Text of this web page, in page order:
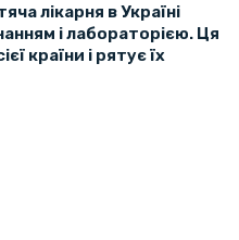
лікарня в Україні
і лабораторією. Ця
країни і рятує їх